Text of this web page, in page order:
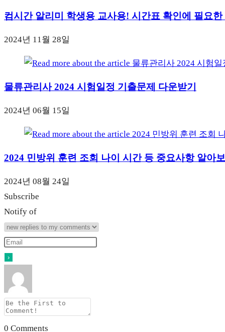
컴시간 알리미 학생용 교사용! 시간표 확인에 필요한
2024년 11월 28일
물류관리사 2024 시험일정 기출문제 다운받기
2024년 06월 15일
2024 민방위 훈련 조회 나이 시간 등 중요사항 알아
2024년 08월 24일
Subscribe
Notify of
0 Comments